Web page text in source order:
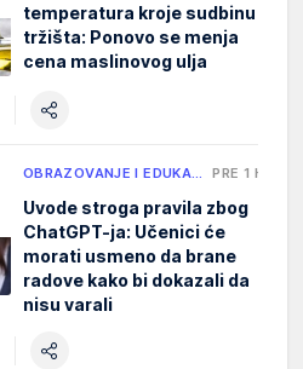
temperatura kroje sudbinu
tržišta: Ponovo se menja
cena maslinovog ulja
OBRAZOVANJE I EDUKA… PRE 1 H
Uvode stroga pravila zbog
ChatGPT-ja: Učenici će
morati usmeno da brane
radove kako bi dokazali da
nisu varali